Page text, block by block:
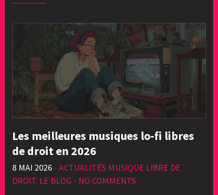
Les meilleures musiques lo-fi libres
de droit en 2026
8 MAI 2026 • ACTUALITÉS MUSIQUE LIBRE DE
DROIT, LE BLOG • NO COMMENTS